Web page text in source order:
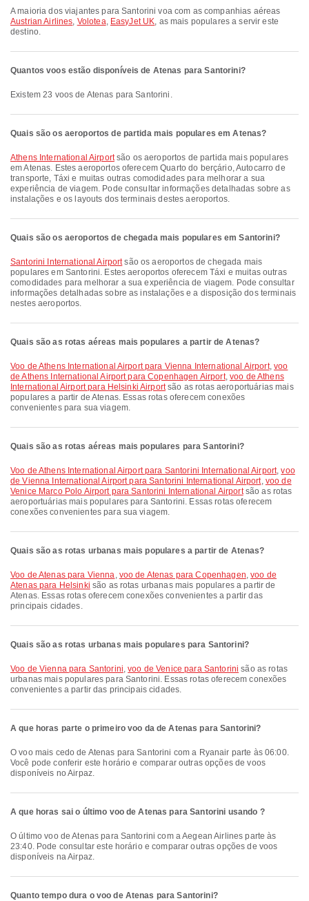
A maioria dos viajantes para Santorini voa com as companhias aéreas
Austrian Airlines, Volotea, EasyJet UK, as mais populares a servir este
destino.
Quantos voos estão disponíveis de Atenas para Santorini?
Existem 23 voos de Atenas para Santorini.
Quais são os aeroportos de partida mais populares em Atenas?
Athens International Airportsão os aeroportos de partida mais populares
em Atenas. Estes aeroportos oferecem Quarto do berçário, Autocarro de
transporte, Táxi e muitas outras comodidades para melhorar a sua
experiência de viagem. Pode consultar informações detalhadas sobre as
instalações e os layouts dos terminais destes aeroportos.
Quais são os aeroportos de chegada mais populares em Santorini?
Santorini International Airportsão os aeroportos de chegada mais
populares em Santorini. Estes aeroportos oferecem Táxi e muitas outras
comodidades para melhorar a sua experiência de viagem. Pode consultar
informações detalhadas sobre as instalações e a disposição dos terminais
nestes aeroportos.
Quais são as rotas aéreas mais populares a partir de Atenas?
voo de Athens International Airport para Vienna International Airport, voo
de Athens International Airport para Copenhagen Airport, voo de Athens
International Airport para Helsinki Airportsão as rotas aeroportuárias mais
populares a partir de Atenas. Essas rotas oferecem conexões
convenientes para sua viagem.
Quais são as rotas aéreas mais populares para Santorini?
voo de Athens International Airport para Santorini International Airport,voo
de Vienna International Airport para Santorini International Airport, voo de
Venice Marco Polo Airport para Santorini International Airportsão as rotas
aeroportuárias mais populares para Santorini. Essas rotas oferecem
conexões convenientes para sua viagem.
Quais são as rotas urbanas mais populares a partir de Atenas?
voo de Atenas para Vienna, voo de Atenas para Copenhagen,voo de
Atenas para Helsinki são as rotas urbanas mais populares a partir de
Atenas. Essas rotas oferecem conexões convenientes a partir das
principais cidades.
Quais são as rotas urbanas mais populares para Santorini?
voo de Vienna para Santorini,voo de Venice para Santorini são as rotas
urbanas mais populares para Santorini. Essas rotas oferecem conexões
convenientes a partir das principais cidades.
A que horas parte o primeiro voo da de Atenas para Santorini?
O voo mais cedo de Atenas para Santorini com a Ryanair parte às 06:00.
Você pode conferir este horário e comparar outras opções de voos
disponíveis no Airpaz.
A que horas sai o último voo de Atenas para Santorini usando ?
O último voo de Atenas para Santorini com a Aegean Airlines parte às
23:40. Pode consultar este horário e comparar outras opções de voos
disponíveis na Airpaz.
Quanto tempo dura o voo de Atenas para Santorini?